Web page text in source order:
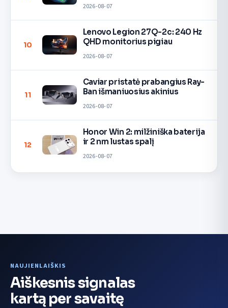
2026-08-07
10
Lenovo Legion 27Q-2c: 240 Hz
QHD monitorius pigiau
2026-08-07
11
Caviar pristatė prabangius Ray-
Ban išmaniuosius akinius
2026-08-07
12
Honor Win 2: milžiniška baterija
ir 2 nm lustas spalį
2026-08-07
NAUJIENLAIŠKIS
Aiškesnis signalas
kartą per savaitę